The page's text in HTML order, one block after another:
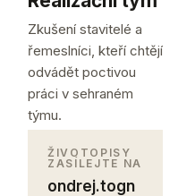
Zkušení stavitelé a
řemeslníci, kteří chtějí
odvádět poctivou
práci v sehraném
týmu.
ŽIVOTOPISY
ZASÍLEJTE NA
ondrej.togn